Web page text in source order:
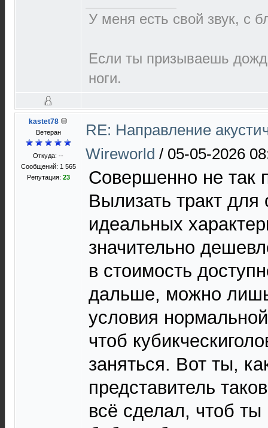
У меня есть свой звук, с
Если ты призываешь
ноги.
kastet78
Ветеран
Откуда: --
Сообщений: 1 565
Репутация: 23
RE: Направление
Wireworld / 05-05-2026
Совершенно не так
Вылизать тракт для
идеальных
значительно
в стоимость
дальше, можно
условия
чтоб
заняться. Вот ты,
представитель
всё сделал, чтоб